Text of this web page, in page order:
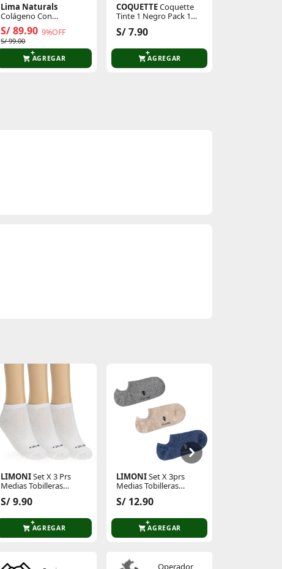
Lima Naturals
Colágeno Con
Glucosamina 500mg
S/ 89.90 9%OFF
S/ 99.00
AGREGAR
COQUETTECoquette
Tinte 1 Negro Pack 1
S/ 7.90
AGREGAR
LIMONISet X 3 Prs
Medias Tobilleras
S/ 9.90
AGREGAR
LIMONISet X 3prs
Medias Tobilleras
S/ 12.90
AGREGAR
Operador